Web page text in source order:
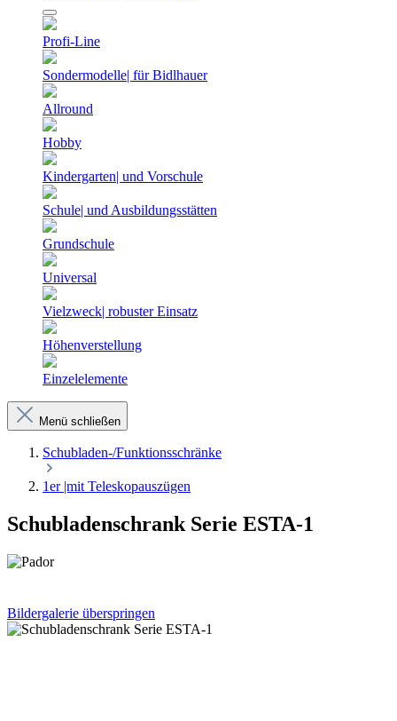
Profi-Line
Sondermodelle| für Bidlhauer
Allround
Hobby
Kindergarten| und Vorschule
Schule| und Ausbildungsstätten
Grundschule
Universal
Vielzweck| robuster Einsatz
Höhenverstellung
Einzelelemente
Menü schließen
Schubladen-/Funktionsschränke
1er |mit Teleskopauszügen
Schubladenschrank Serie ESTA-1
Bildergalerie überspringen